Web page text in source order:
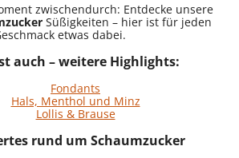
zwischendurch: Entdecke unsere
Süßigkeiten – hier ist für jeden
etwas dabei.
auch – weitere Highlights:
Fondants
Hals, Menthol und Minz
Lollis & Brause
rund um Schaumzucker